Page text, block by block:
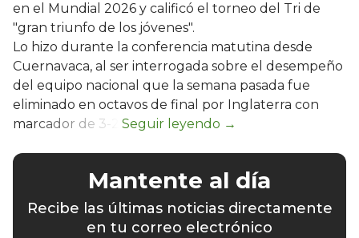
en el Mundial 2026 y calificó el torneo del Tri de
"gran triunfo de los jóvenes".
Lo hizo durante la conferencia matutina desde
Cuernavaca, al ser interrogada sobre el desempeño
del equipo nacional que la semana pasada fue
eliminado en octavos de final por Inglaterra con
marcador de 3-2.
Mantente al día
Recibe las últimas noticias directamente
en tu correo electrónico